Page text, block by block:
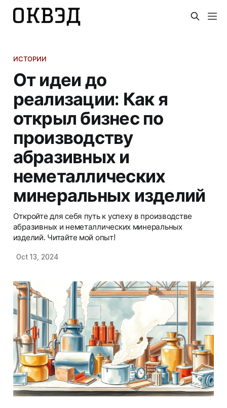
ИСТОРИИ
От идеи до
реализации: Как я
открыл бизнес по
производству
абразивных и
неметаллических
минеральных изделий
Откройте для себя путь к успеху в производстве
абразивных и неметаллических минеральных
изделий. Читайте мой опыт!
Oct 13, 2024